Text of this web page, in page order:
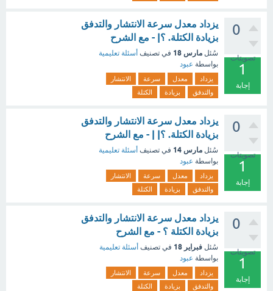
0
تصويتات
1
إجابة
يزداد معدل سرعة الانتشار والتدفق
بزيادة الكتلة. ؟| - مع الشرح
سُئل مارس 18 في تصنيف أسئلة تعليمية
بواسطة عبود
يزداد معدل سرعة
الانتشار
والتدفق
بزيادة الكتلة
0
تصويتات
1
إجابة
يزداد معدل سرعة الانتشار والتدفق
بزيادة الكتلة. ؟| | - مع الشرح
سُئل مارس 14 في تصنيف أسئلة تعليمية
بواسطة عبود
يزداد معدل سرعة
الانتشار
والتدفق
بزيادة الكتلة
0
تصويتات
1
إجابة
يزداد معدل سرعة الانتشار والتدفق
بزيادة الكتلة ؟ - مع الشرح
سُئل فبراير 18 في تصنيف أسئلة تعليمية
بواسطة عبود
يزداد معدل سرعة
الانتشار
والتدفق
بزيادة الكتلة